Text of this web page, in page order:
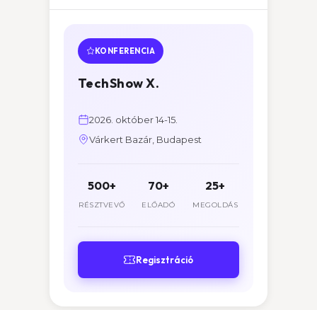
KONFERENCIA
TechShow X.
2026. október 14-15.
Várkert Bazár, Budapest
500+
RÉSZTVEVŐ
70+
ELŐADÓ
25+
MEGOLDÁS
Regisztráció